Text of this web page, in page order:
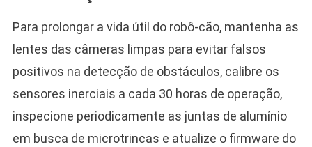
Para prolongar a vida útil do robô-cão, mantenha as
lentes das câmeras limpas para evitar falsos
positivos na detecção de obstáculos, calibre os
sensores inerciais a cada 30 horas de operação,
inspecione periodicamente as juntas de alumínio
em busca de microtrincas e atualize o firmware do